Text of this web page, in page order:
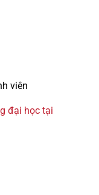
viên
đại học tại